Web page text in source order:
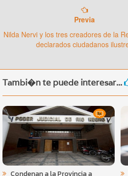
Previa
Nilda Nervi y los tres creadores de la
declarados ciudadanos
Tambi�n te puede interesar...
Condenan a la Provincia a